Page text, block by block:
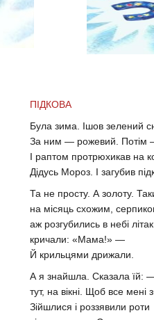
ПІДКОВА
Була зима. Ішов зелений
За ним — рожевий. Потім
І раптом протрюхикав на
Дідусь Мороз. І загубив
Та не просту. А золоту.
на місяць схожим,
аж розгубились в небі
кричали: «Мама!» —
Й крильцями дрижали.
А я знайшла. Сказала їй:
тут, на вікні. Щоб все
Зійшлися і роззявили роти